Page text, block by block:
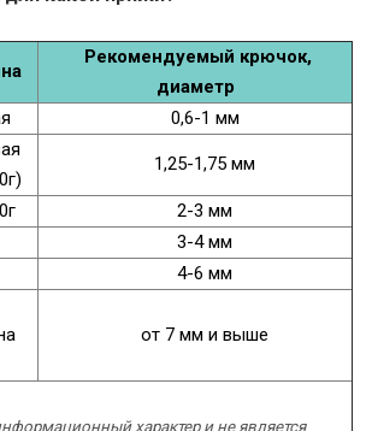
Рекомендуемый крючок,
диаметр
0,6-1 мм
1,25-1,75 мм
2-3 мм
3-4 мм
4-6 мм
от 7 мм и выше
характер и не является